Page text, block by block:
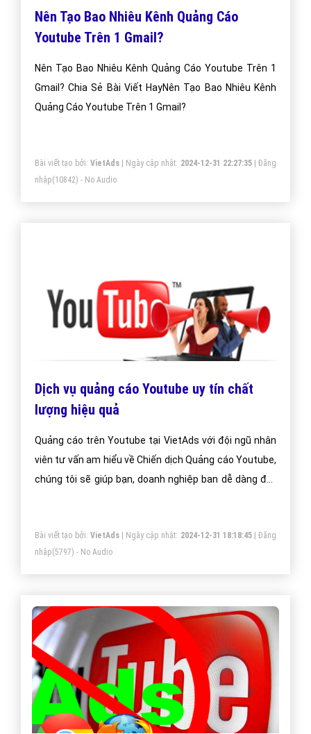
Nên Tạo Bao Nhiêu Kênh Quảng Cáo
Youtube Trên 1 Gmail?
Nên Tạo Bao Nhiêu Kênh Quảng Cáo Youtube Trên 1
Gmail? Chia Sẻ Bài Viết HayNên Tạo Bao Nhiêu Kênh
Quảng Cáo Youtube Trên 1 Gmail?
Bài viết tạo bởi: VietAds| Ngày cập nhật: 2024-12-31 22:27:35|Đăng
nhập(10842) - No Audio
Dịch vụ quảng cáo Youtube uy tín chất
lượng hiệu quả
Quảng cáo trên Youtube tại VietAds với đội ngũ nhân
viên tư vấn am hiểu về Chiến dịch Quảng cáo Youtube,
chúng tôi sẽ giúp bạn, doanh nghiệp ban dễ dàng đạt
Bài viết tạo bởi: VietAds| Ngày cập nhật: 2024-12-31 18:18:45|Đăng
nhập(5797) - No Audio